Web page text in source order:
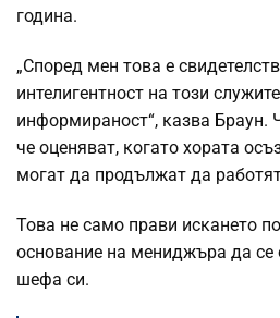
година.
„Според мен това е
интелигентност на този
информираност“, казва Браун.
че оценяват, когато хората
могат да продължат да
Това не само прави искането
основание на мениджъра да се
шефа си.